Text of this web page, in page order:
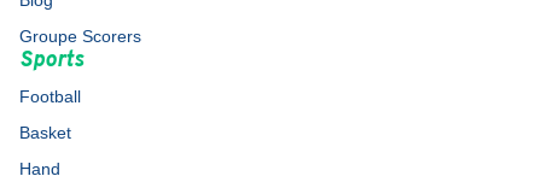
Groupe Scorers
Sports
Football
Basket
Hand